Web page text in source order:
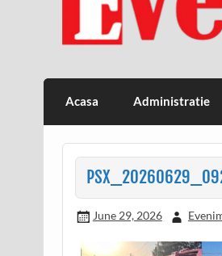
Acasa Administratie
June 29, 2026